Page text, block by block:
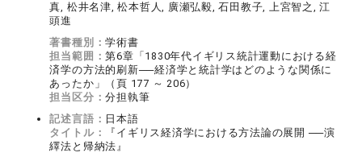
真, 松井名津, 松本哲人, 廣瀬弘毅, 石田教子, 上宮智之, 江
頭進
著書種別：学術書
担当範囲：第6章「1830年代イギリス統計運動における経
済学の方法的刷新──経済学と統計学はどのような関係に
あったか」（頁 177 ～ 206）
担当区分：分担執筆
記述言語： 日本語
タイトル：
『イギリス経済学における方法論の展開 ──演
繹法と帰納法』